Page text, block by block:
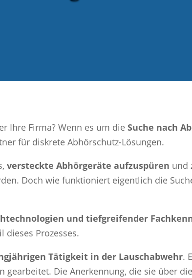
Ihre Firma? Wenn es um dieSuche nach
für diskrete Abhörschutz-Lösungen.
versteckte Abhörgeräte aufzuspüren und
Doch wie funktioniert eigentlich die
und tiefgreifender
dieses Prozesses.
Tätigkeit in der Lauschabwehr.
Die Anerkennung, die sie über